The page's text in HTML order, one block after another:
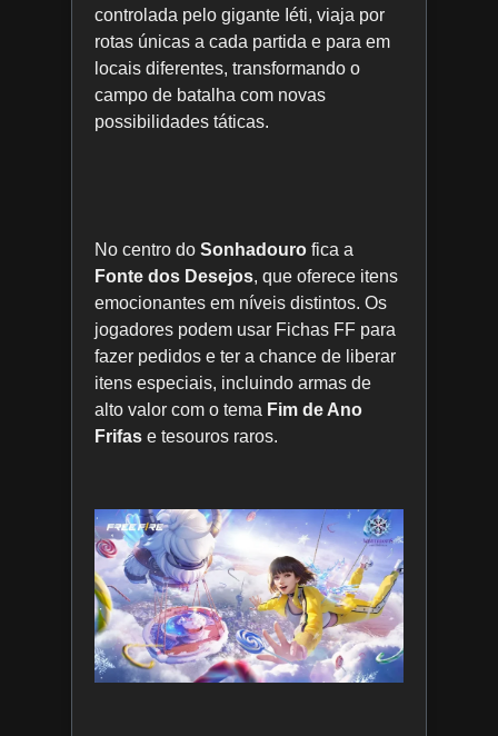
controlada pelo gigante Iéti, viaja por
rotas únicas a cada partida e para em
locais diferentes, transformando o
campo de batalha com novas
possibilidades táticas.
No centro do Sonhadouro fica a
Fonte dos Desejos, que oferece itens
emocionantes em níveis distintos. Os
jogadores podem usar Fichas FF para
fazer pedidos e ter a chance de liberar
itens especiais, incluindo armas de
alto valor com o tema Fim de Ano
Frifas e tesouros raros.